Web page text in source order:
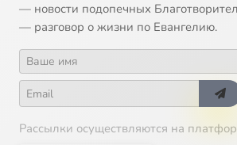
— новости подопечных
— разговор о жизни по Евангелию.
Рассылки осуществляются на